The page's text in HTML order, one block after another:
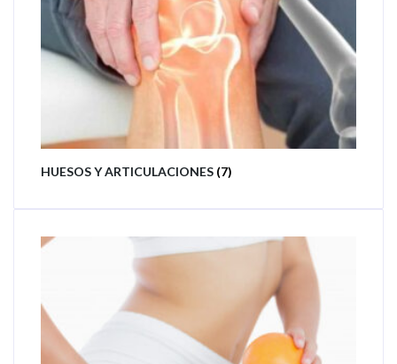
HUESOS Y ARTICULACIONES (7)